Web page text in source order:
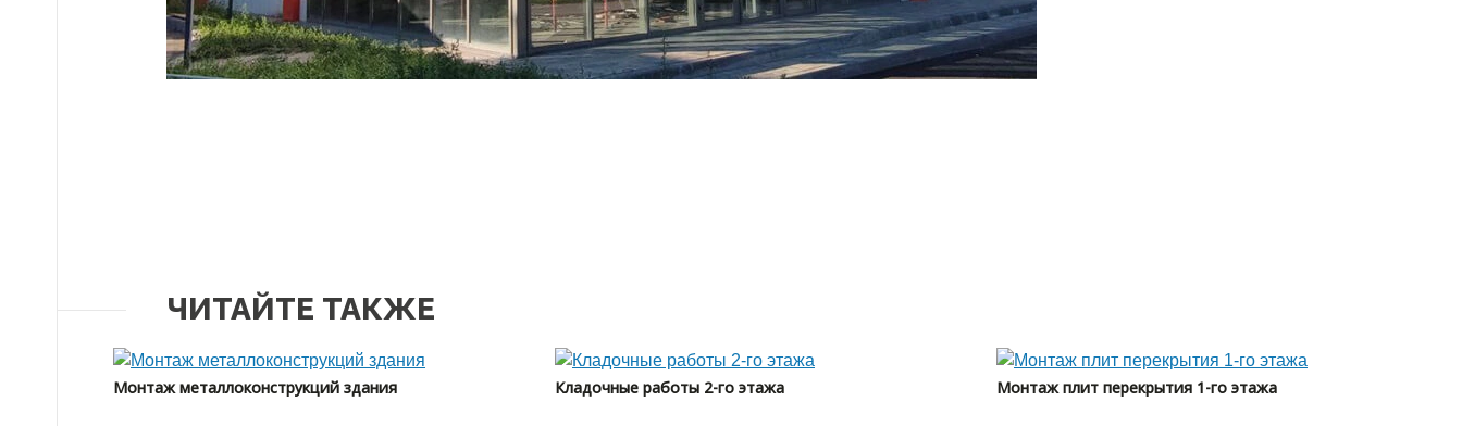
ЧИТАЙТЕ ТАКЖЕ
Монтаж металлоконструкций здания Кладочные работы 2-го этажа Монтаж плит перекрытия 1-го этажа